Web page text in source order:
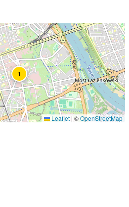
1
Leaflet | ©OpenStreetMap